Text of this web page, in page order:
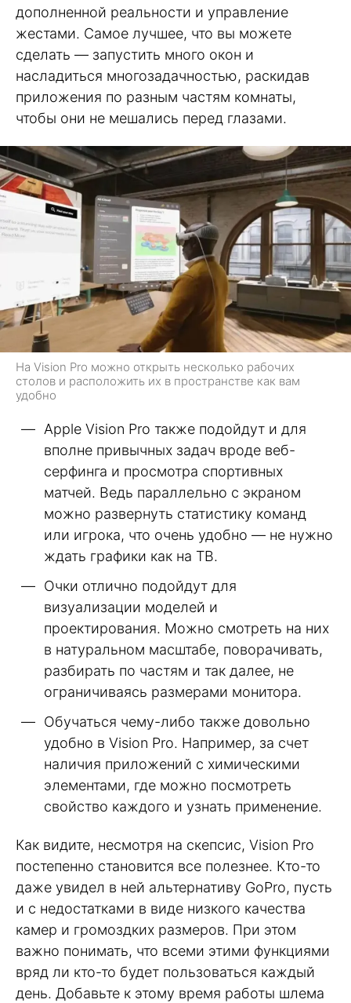
дополненной реальности и управление
жестами. Самое лучшее, что вы можете
сделать — запустить много окон и
насладиться многозадачностью, раскидав
приложения по разным частям комнаты,
чтобы они не мешались перед глазами.
На Vision Pro можно открыть несколько рабочих
столов и расположить их в пространстве как вам
удобно
Apple Vision Pro также подойдут и для
вполне привычных задач вроде веб-
серфинга и просмотра спортивных
матчей. Ведь параллельно с экраном
можно развернуть статистику команд
или игрока, что очень удобно — не нужно
ждать графики как на ТВ.
Очки отлично подойдут для
визуализации моделей и
проектирования. Можно смотреть на них
в натуральном масштабе, поворачивать,
разбирать по частям и так далее, не
ограничиваясь размерами монитора.
Обучаться чему-либо также довольно
удобно в Vision Pro. Например, за счет
наличия приложений с химическими
элементами, где можно посмотреть
свойство каждого и узнать применение.
Как видите, несмотря на скепсис, Vision Pro
постепенно становится все полезнее. Кто-то
даже увидел в ней альтернативу GoPro, пусть
и с недостатками в виде низкого качества
камер и громоздких размеров. При этом
важно понимать, что всеми этими функциями
вряд ли кто-то будет пользоваться каждый
день. Добавьте к этому время работы шлема